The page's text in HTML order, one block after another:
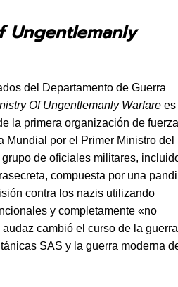
Ungentlemanly
del Departamento de Guerra
Of Ungentlemanly Warfare es
la primera organización de
por el Primer Ministro del
de oficiales militares,
compuesta por una
contra los nazis utilizando
y completamente «no
cambió el curso de la
SAS y la guerra moderna